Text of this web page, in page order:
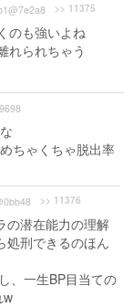
>> 11375
のも強いよね
れられちゃう
ちゃくちゃ脱出率
>> 11376
の潜在能力の理解
処刑できるのほん
、一生BP目当ての
w